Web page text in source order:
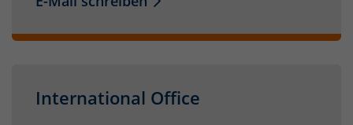
International Office